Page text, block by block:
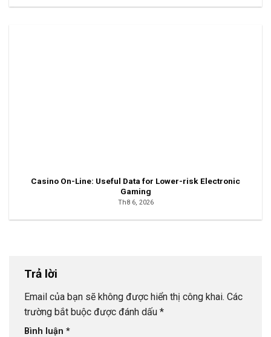
Casino On-Line: Useful Data for Lower-risk Electronic
Gaming
Th8 6, 2026
Trả lời
Email của bạn sẽ không được hiển thị công khai. Các
trường bắt buộc được đánh dấu *
Bình luận *